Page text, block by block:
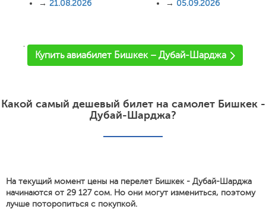
→ 21.08.2026
→ 05.09.2026
'
Купить авиабилет Бишкек – Дубай-Шарджа
Какой самый дешевый билет на самолет Бишкек -
Дубай-Шарджа?
На текущий момент цены на перелет Бишкек - Дубай-Шарджа
начинаются от 29 127 сом. Но они могут измениться, поэтому
лучше поторопиться с покупкой.